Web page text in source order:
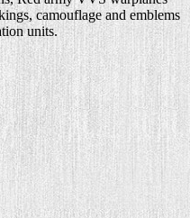
camouflage and emblems
units.